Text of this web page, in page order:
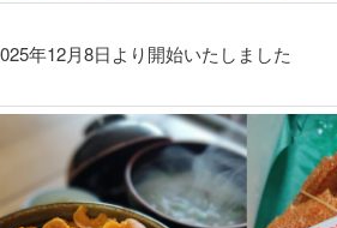
年12月8日より開始いたしました